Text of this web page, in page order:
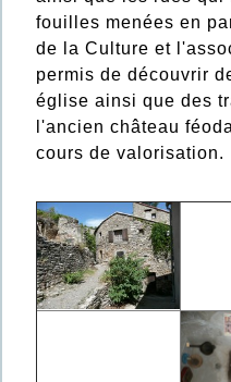
fouilles menées en
de la Culture et
permis de découvrir
église ainsi que des
l'ancien château
cours de valorisation.